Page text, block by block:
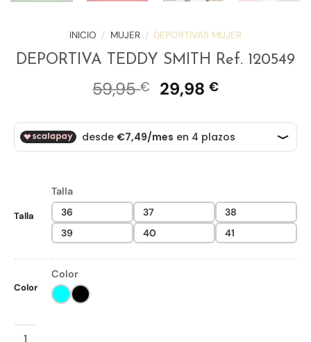
INICIO / MUJER / DEPORTIVAS MUJER
DEPORTIVA TEDDY SMITH Ref. 120549
59,95€ El
original
era:
59,95 €.
29,98 €El
actual
es:
29,98 €.
Talla
Talla
36
37
38
39
40 41
Color
Color
DEPORTIVA TEDDY SMITH Ref. 120549 cantidad